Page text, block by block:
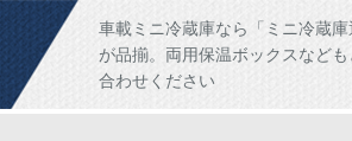
車載ミニ冷蔵庫なら「ミニ冷蔵
が品揃。両用保温ボックスなど
合わせください